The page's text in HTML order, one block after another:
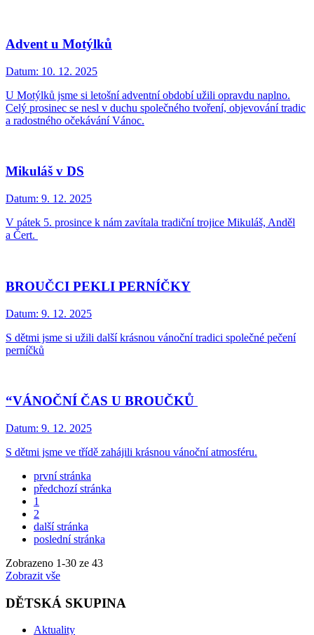
Advent u Motýlků
Datum: 10. 12. 2025
U Motýlků jsme si letošní adventní období užili opravdu naplno.
Celý prosinec se nesl v duchu společného tvoření, objevování tradic
a radostného očekávání Vánoc.
Mikuláš v DS
Datum: 9. 12. 2025
V pátek 5. prosince k nám zavítala tradiční trojice Mikuláš, Anděl
a Čert.
BROUČCI PEKLI PERNÍČKY
Datum: 9. 12. 2025
S dětmi jsme si užili další krásnou vánoční tradici společné pečení
perníčků
“VÁNOČNÍ ČAS U BROUČKŮ
Datum: 9. 12. 2025
S dětmi jsme ve třídě zahájili krásnou vánoční atmosféru.
první stránka
předchozí stránka
1
2
další stránka
poslední stránka
Zobrazeno 1-30 ze 43
Zobrazit vše
DĚTSKÁ SKUPINA
Aktuality